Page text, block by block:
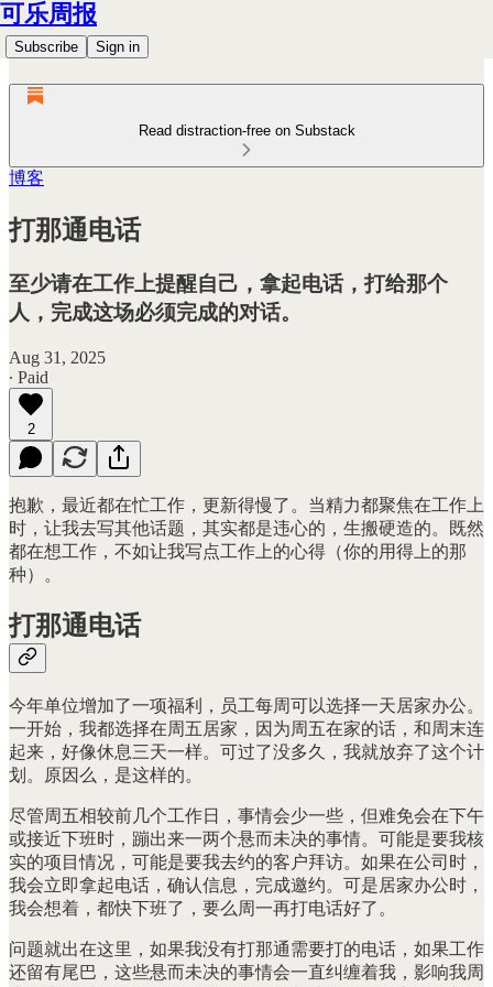
可乐周报
Subscribe Sign in
Read distraction-free on Substack
博客
打那通电话
至少请在工作上提醒自己，拿起电话，打给那个
人，完成这场必须完成的对话。
Aug 31, 2025
∙ Paid
2
抱歉，最近都在忙工作，更新得慢了。当精力都聚焦在工作上
时，让我去写其他话题，其实都是违心的，生搬硬造的。既然
都在想工作，不如让我写点工作上的心得（你的用得上的那
种）。
打那通电话
今年单位增加了一项福利，员工每周可以选择一天居家办公。
一开始，我都选择在周五居家，因为周五在家的话，和周末连
起来，好像休息三天一样。可过了没多久，我就放弃了这个计
划。原因么，是这样的。
尽管周五相较前几个工作日，事情会少一些，但难免会在下午
或接近下班时，蹦出来一两个悬而未决的事情。可能是要我核
实的项目情况，可能是要我去约的客户拜访。如果在公司时，
我会立即拿起电话，确认信息，完成邀约。可是居家办公时，
我会想着，都快下班了，要么周一再打电话好了。
问题就出在这里，如果我没有打那通需要打的电话，如果工作
还留有尾巴，这些悬而未决的事情会一直纠缠着我，影响我周